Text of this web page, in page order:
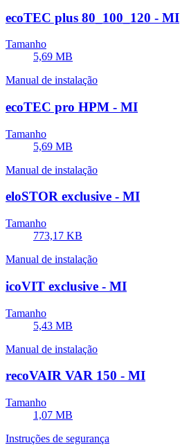
ecoTEC plus 80_100_120 - MI
Tamanho
5,69 MB
Manual de instalação
ecoTEC pro HPM - MI
Tamanho
5,69 MB
Manual de instalação
eloSTOR exclusive - MI
Tamanho
773,17 KB
Manual de instalação
icoVIT exclusive - MI
Tamanho
5,43 MB
Manual de instalação
recoVAIR VAR 150 - MI
Tamanho
1,07 MB
Instruções de segurança